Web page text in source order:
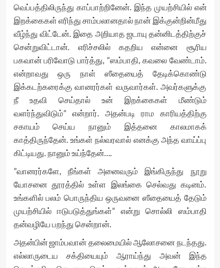
வெப்பத்திலிருந்து காப்பாற்றினேன். இந்த முயற்சியில் என்
இறக்கைகள் எரிந்து சாம்பலானதால் நான் இக்குன்றின்மீது
வீழ்ந்து விட்டேன். இதை அறியாத ஜடாயு தன்னிடத்திற்குச்
சென்றுவிட்டான். எரிச்சலில் கதறிய என்னை சூரிய
பகவான் பரிவோடு பார்த்து, “ஸம்பாதி, கவலை வேண்டாம்.
என்றாவது ஒரு நாள் ஸீதையைத் தேடிக்கொண்டு
இக்கடற்கரைக்கு வானரர்கள் வருவார்கள். அவர்களுக்கு
நீ உதவி செய்தால் உன் இறக்கைகள் மீண்டும்
வளர்ந்துவிடும்” என்றார். அதன்படி ராம காரியத்திற்கு
சகாயம் செய்ய நானும் இத்தனை காலமாகக்
காத்திருந்தேன். உங்கள் நல்வரவால் எனக்கு அந்த வாய்ப்பு
கிட்டியது. நானும் உய்ந்தேன்….
”வானரர்களே, நீங்கள் அனைவரும் இங்கிருந்து நூறு
யோசனை தூரத்தில் உள்ள இலங்கை செல்வது கடினம்.
உங்களில் பலம் பொருந்திய ஒருவனை ஸீதையைத் தேடும்
முயற்சியில் ஈடுபடுத்துங்கள்” என்று சொல்லி ஸம்பாதி
தன்வழியே பறந்து சென்றான்.
அதன்பின் ஜாம்பவான் தலைமையில் ஆலோசனை நடந்தது.
எல்லாருடைய சக்தியையும் ஆராய்ந்து அவன் இந்த